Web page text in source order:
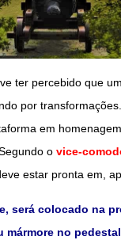
ter percebido que
por
em
o vice-
estar pronta em,
será colocado na
no